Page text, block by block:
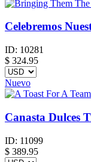
Celebremos
ID: 10281
$ 324.95
Nuevo
Canasta Dulces
ID: 11099
$ 389.95